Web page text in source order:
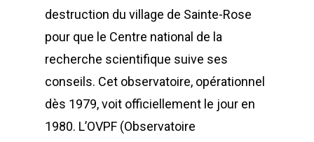
destruction du village de Sainte-Rose
pour que le Centre national de la
recherche scientifique suive ses
conseils. Cet observatoire, opérationnel
dès 1979, voit officiellement le jour en
1980. L’OVPF (Observatoire